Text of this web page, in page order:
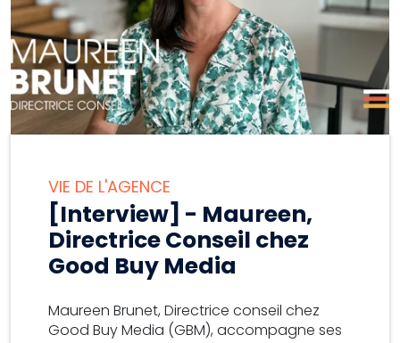
VIE DE L'AGENCE
[Interview] - Maureen,
Directrice Conseil chez
Good Buy Media
Maureen Brunet, Directrice conseil chez
Good Buy Media (GBM), accompagne ses